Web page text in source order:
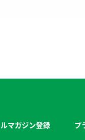
ルマガジン登録 プ